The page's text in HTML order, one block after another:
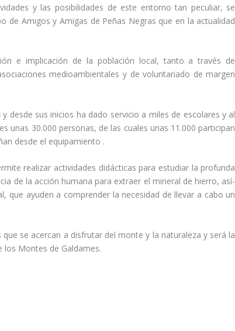
y las posibilidades de este entorno tan peculiar, se
de Amigos y Amigas de Peñas Negras que en la actualidad
e implicación de la población local, tanto a través de
medioambientales y de voluntariado de margen
desde sus inicios ha dado servicio a miles de escolares y al
unas 30.000 personas, de las cuales unas 11.000 participan
desde el equipamiento .
realizar actividades didácticas para estudiar la profunda
de la acción humana para extraer el mineral de hierro, así­
ayuden a comprender la necesidad de llevar a cabo un
se acercan a disfrutar del monte y la naturaleza y será la
Montes de Galdames.